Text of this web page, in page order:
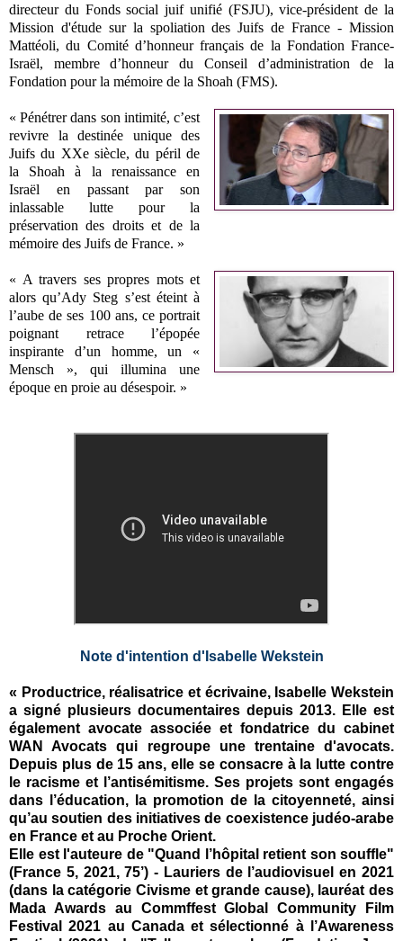
directeur du Fonds social juif unifié (FSJU),vice-président de la
Mission d'étude sur la spoliation des Juifs de France - Mission
Mattéoli, du Comité d’honneur français de la Fondation France-
Israël, membre d’honneur du Conseil d’administration de la
Fondation pour la mémoire de la Shoah (FMS).
« Pénétrer dans son intimité, c’est
revivre la destinée unique des
Juifs du XXe siècle, du péril de
la Shoah à la renaissance en
Israël en passant par son
inlassable lutte pour la
préservation des droits et de la
mémoire des Juifs de France. »
« A travers ses propres mots et
alors qu’Ady Steg s’est éteint à
l’aube de ses 100 ans, ce portrait
poignant retrace l’épopée
inspirante d’un homme, un «
Mensch », qui illumina une
époque en proie au désespoir. »
Note d'intention d'Isabelle Wekstein
« Productrice, réalisatrice et écrivaine, Isabelle Wekstein
a signé plusieurs documentaires depuis 2013. Elle est
également avocate associée et fondatrice du cabinet
WAN Avocats qui regroupe une trentaine d'avocats.
Depuis plus de 15 ans, elle se consacre à la lutte contre
le racisme et l’antisémitisme. Ses projets sont engagés
dans l’éducation, la promotion de la citoyenneté, ainsi
qu’au soutien des initiatives de coexistence judéo-arabe
en France et au Proche Orient.
Elle est l'auteure de "Quand l’hôpital retient son souffle"
(France 5, 2021, 75’) - Lauriers de l’audiovisuel en 2021
(dans la catégorie Civisme et grande cause), lauréat des
Mada Awards au Commffest Global Community Film
Festival 2021 au Canada et sélectionné à l’Awareness